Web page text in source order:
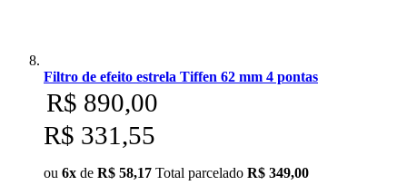
Filtro de efeito estrela Tiffen 62 mm 4 pontas
R$ 890,00
R$ 331,55
ou 6x de R$ 58,17 Total parcelado R$ 349,00